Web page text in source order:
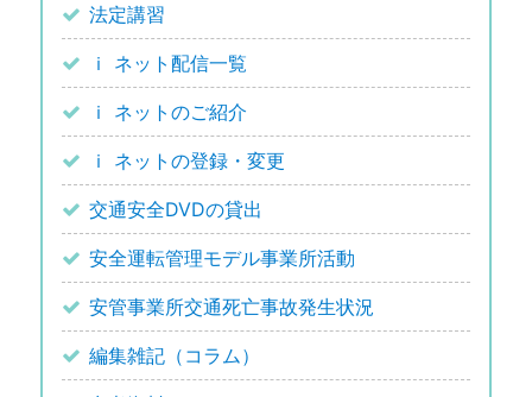
法定講習
ｉ ネット配信一覧
ｉ ネットのご紹介
ｉ ネットの登録・変更
交通安全DVDの貸出
安全運転管理モデル事業所活動
安管事業所交通死亡事故発生状況
編集雑記（コラム）